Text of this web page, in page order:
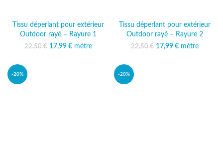
Tissu déperlant pour extérieur
Outdoor rayé – Rayure 1
22,50€ Le prix initial était :
17,99 €
Le prix
mètre
Tissu déperlant pour extérieur
Outdoor rayé – Rayure 2
22,50€ Le prix initial était :
17,99 €
Le prix
mètre
-20% -20%